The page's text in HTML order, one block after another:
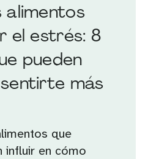
alimentos
el estrés: 8
pueden
más
que
influir en cómo